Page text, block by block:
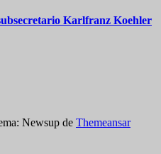
Karlfranz Koehler
Newsup de Themeansar